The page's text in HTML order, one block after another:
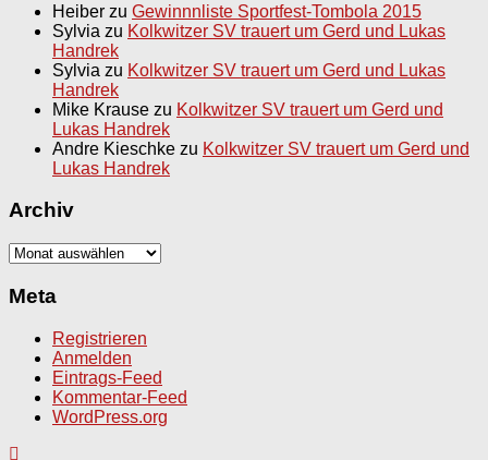
Heiber zu Gewinnnliste Sportfest-Tombola 2015
Sylvia zu Kolkwitzer SV trauert um Gerd und Lukas
Handrek
Sylvia zu Kolkwitzer SV trauert um Gerd und Lukas
Handrek
Mike Krause zu Kolkwitzer SV trauert um Gerd und
Lukas Handrek
Andre Kieschke zu Kolkwitzer SV trauert um Gerd und
Lukas Handrek
Archiv
Archiv
Meta
Registrieren
Anmelden
Eintrags-Feed
Kommentar-Feed
WordPress.org